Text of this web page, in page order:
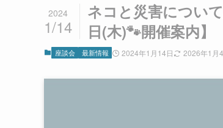
ネコと災害につい
日(木)🐾開催案内】
2024
1/14
座談会 最新情報 2024年1月14日 2026年1月